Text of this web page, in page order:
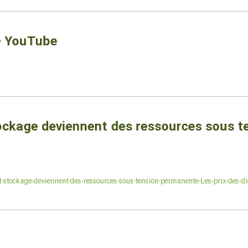
deviennent des ressources sous
deviennent-des-ressources-sous-tension-permanente-Les-prix-des-